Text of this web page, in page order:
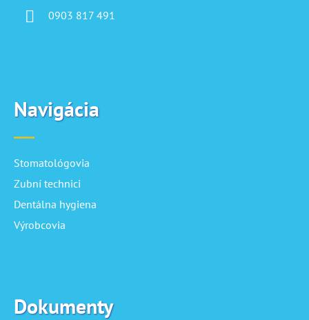
0903 817 491
Navigácia
Stomatológovia
Zubní technici
Dentálna hygiena
Výrobcovia
Dokumenty